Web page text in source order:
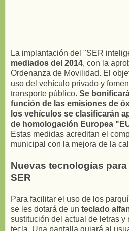
La implantación del "SER
mediados del 2014, con la
Ordenanza de Movilidad. El
uso del vehículo privado y
transporte público. Se
función de las emisiones de
los vehículos se clasificarán
de homologación Europea
Estas medidas acreditan el
municipal con la mejora de la
Nuevas tecnologías
SER
Para facilitar el uso de los
se les dotará de un teclado
sustitución del actual de letras y
tecla. Una pantalla guiará al